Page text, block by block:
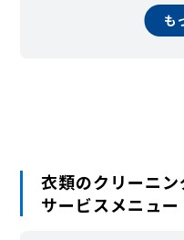
相模原市
相模原市南区（相模大
も
衣類のクリーニン
サービスメニュー